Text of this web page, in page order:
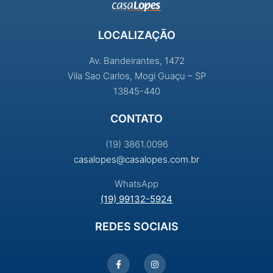
LOCALIZAÇÃO
Av. Bandeirantes, 1472
Vila Sao Carlos, Mogi Guaçu – SP
13845-440
CONTATO
(19) 3861.0096
casalopes@casalopes.com.br
WhatsApp
(19) 99132-5924
REDES SOCIAIS